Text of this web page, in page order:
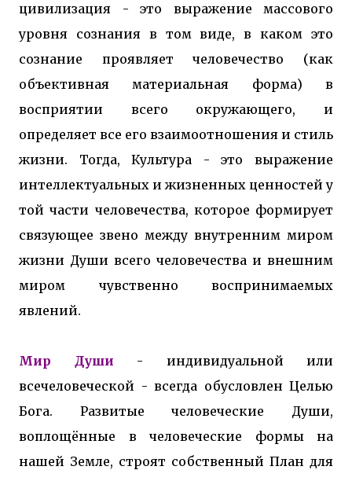
цивилизация - это выражение массового
уровня сознания в том виде, в каком это
сознание проявляет человечество (как
объективная материальная форма) в
восприятии всего окружающего, и
определяет все его взаимоотношения и стиль
жизни. Тогда, Культура - это выражение
интеллектуальных и жизненных ценностей у
той части человечества, которое формирует
связующее звено между внутренним миром
жизни Души всего человечества и внешним
миром чувственно воспринимаемых
явлений.
Мир Души - индивидуальной или
всечеловеческой - всегда обусловлен Целью
Бога. Развитые человеческие Души,
воплощённые в человеческие формы на
нашей Земле, строят собственный План для